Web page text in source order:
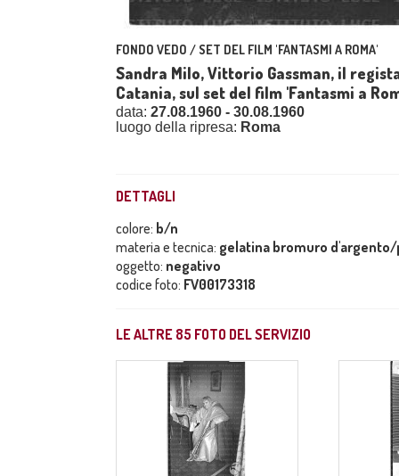
FONDO VEDO / SET DEL FILM 'FANTASMI A ROMA'
Sandra Milo, Vittorio Gassman, il
Catania, sul set del film 'Fantasmi a
data: 27.08.1960 - 30.08.1960
luogo della ripresa: Roma
DETTAGLI
colore: b/n
materia e tecnica: gelatina bromuro
oggetto: negativo
codice foto: FV00173318
LE ALTRE 85 FOTO DEL SERVIZIO